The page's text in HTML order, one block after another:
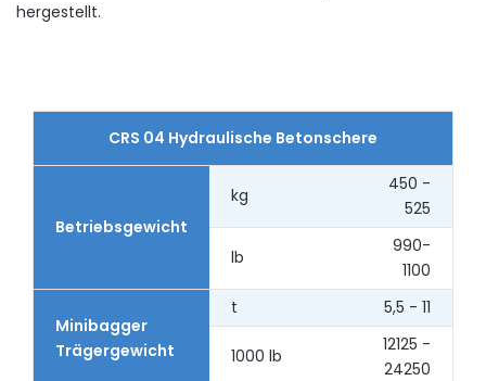
hergestellt.
CRS 04 Hydraulische Betonschere
Betriebsgewicht
kg
450 -
525
lb
990-
1100
Minibagger
Trägergewicht
t 5,5 - 11
1000 lb
12125 -
24250